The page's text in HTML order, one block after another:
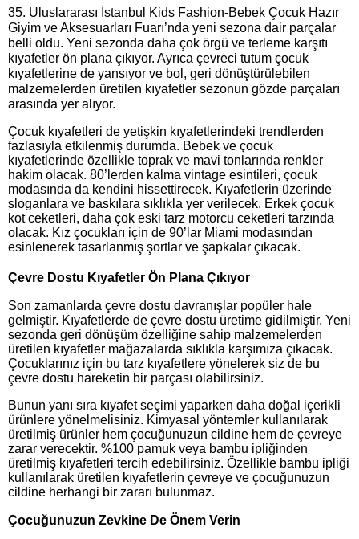
35. Uluslararası İstanbul Kids Fashion-Bebek Çocuk Hazır
Giyim ve Aksesuarları Fuarı’nda yeni sezona dair parçalar
belli oldu. Yeni sezonda daha çok örgü ve terleme karşıtı
kıyafetler ön plana çıkıyor. Ayrıca çevreci tutum çocuk
kıyafetlerine de yansıyor ve bol, geri dönüştürülebilen
malzemelerden üretilen kıyafetler sezonun gözde parçaları
arasında yer alıyor.
Çocuk kıyafetleri de yetişkin kıyafetlerindeki trendlerden
fazlasıyla etkilenmiş durumda. Bebek ve çocuk
kıyafetlerinde özellikle toprak ve mavi tonlarında renkler
hakim olacak. 80’lerden kalma vintage esintileri, çocuk
modasında da kendini hissettirecek. Kıyafetlerin üzerinde
sloganlara ve baskılara sıklıkla yer verilecek. Erkek çocuk
kot ceketleri, daha çok eski tarz motorcu ceketleri tarzında
olacak. Kız çocukları için de 90’lar Miami modasından
esinlenerek tasarlanmış şortlar ve şapkalar çıkacak.
Çevre Dostu Kıyafetler Ön Plana Çıkıyor
Son zamanlarda çevre dostu davranışlar popüler hale
gelmiştir. Kıyafetlerde de çevre dostu üretime gidilmiştir. Yeni
sezonda geri dönüşüm özelliğine sahip malzemelerden
üretilen kıyafetler mağazalarda sıklıkla karşımıza çıkacak.
Çocuklarınız için bu tarz kıyafetlere yönelerek siz de bu
çevre dostu hareketin bir parçası olabilirsiniz.
Bunun yanı sıra kıyafet seçimi yaparken daha doğal içerikli
ürünlere yönelmelisiniz. Kimyasal yöntemler kullanılarak
üretilmiş ürünler hem çocuğunuzun cildine hem de çevreye
zarar verecektir. %100 pamuk veya bambu ipliğinden
üretilmiş kıyafetleri tercih edebilirsiniz. Özellikle bambu ipliği
kullanılarak üretilen kıyafetlerin çevreye ve çocuğunuzun
cildine herhangi bir zararı bulunmaz.
Çocuğunuzun Zevkine De Önem Verin